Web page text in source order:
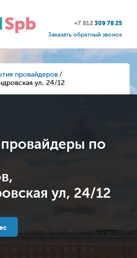
Spb +7 812 309 78 25
Заказать обратный звонок
провайдеров
ул, 24/12
по
ул, 24/12